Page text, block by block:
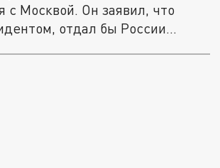
с Москвой. Он заявил, что
отдал бы России...